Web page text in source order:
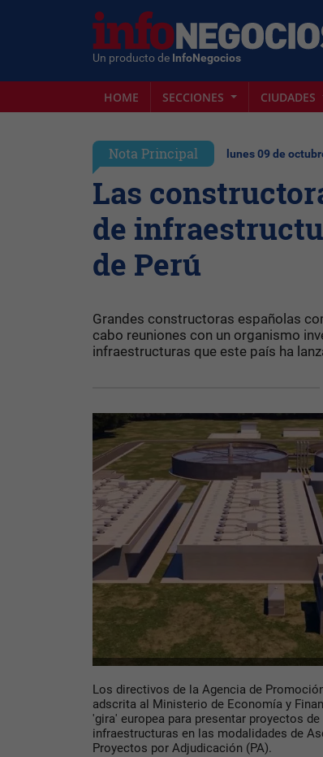
Un producto de InfoNegocios
HOME SECCIONES CIUDADES
Nota Principal lunes 09 de
Las
de
de Perú
Grandes constructoras españolas
cabo reuniones con un organismo
infraestructuras que este país ha
Los directivos de la Agencia de
adscrita al Ministerio de Economía y
'gira' europea para presentar proyectos
infraestructuras en las modalidades de
Proyectos por Adjudicación (PA).